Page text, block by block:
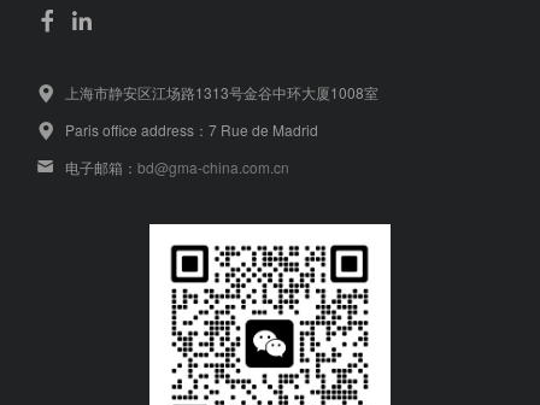
上海市静安区江场路1313号金谷中环大厦1008室
Paris office address：7 Rue de Madrid
电子邮箱： bd@gma-china.com.cn